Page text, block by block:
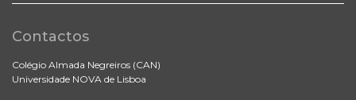
Contactos
Colégio Almada Negreiros (CAN)
Universidade NOVA de Lisboa